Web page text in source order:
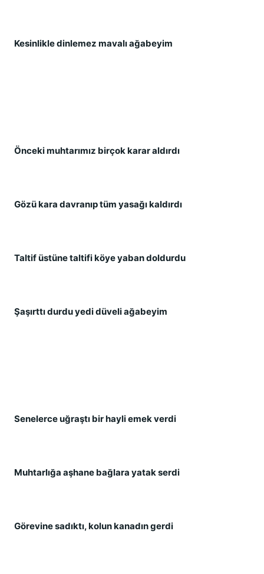
Kesinlikle dinlemez mavalı ağabeyim
Önceki muhtarımız birçok karar aldırdı
Gözü kara davranıp tüm yasağı kaldırdı
Taltif üstüne taltifi köye yaban doldurdu
Şaşırttı durdu yedi düveli ağabeyim
Senelerce uğraştı bir hayli emek verdi
Muhtarlığa aşhane bağlara yatak serdi
Görevine sadıktı, kolun kanadın gerdi